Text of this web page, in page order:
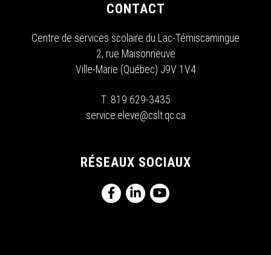
CONTACT
Centre de services scolaire du Lac-Témiscamingue
2, rue Maisonneuve
Ville-Marie (Québec) J9V 1V4
T: 819 629-3435
service.eleve@cslt.qc.ca
RÉSEAUX SOCIAUX